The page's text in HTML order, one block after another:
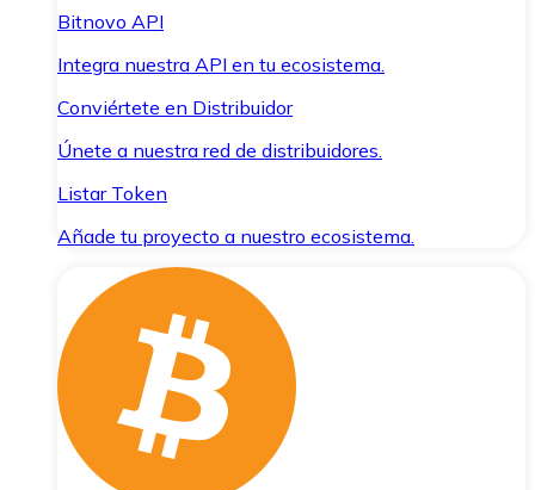
Bitnovo API
Integra nuestra API en tu ecosistema.
Conviértete en Distribuidor
Únete a nuestra red de distribuidores.
Listar Token
Añade tu proyecto a nuestro ecosistema.